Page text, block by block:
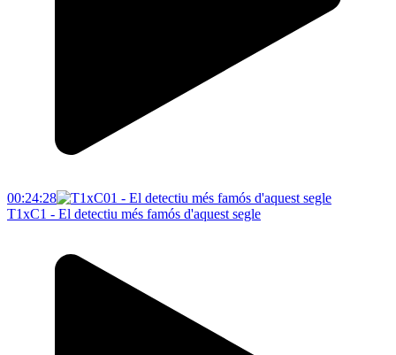
00:24:28
T1xC1 - El detectiu més famós d'aquest segle